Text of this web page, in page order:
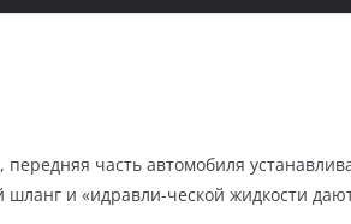
часть автомобиля
и «идравли-ческой жидкости